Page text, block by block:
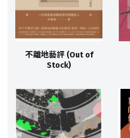
不離地藝評 (Out of
Stock)